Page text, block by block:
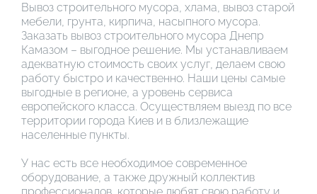
Вывоз строительного мусора, хлама, вывоз старой
мебели, грунта, кирпича, насыпного мусора.
Заказать вывоз строительного мусора Днепр
Камазом – выгодное решение. Мы устанавливаем
адекватную стоимость своих услуг, делаем свою
работу быстро и качественно. Наши цены самые
выгодные в регионе, а уровень сервиса
европейского класса. Осуществляем выезд по все
территории города Киев и в близлежащие
населенные пункты.
У нас есть все необходимое современное
оборудование, а также дружный коллектив